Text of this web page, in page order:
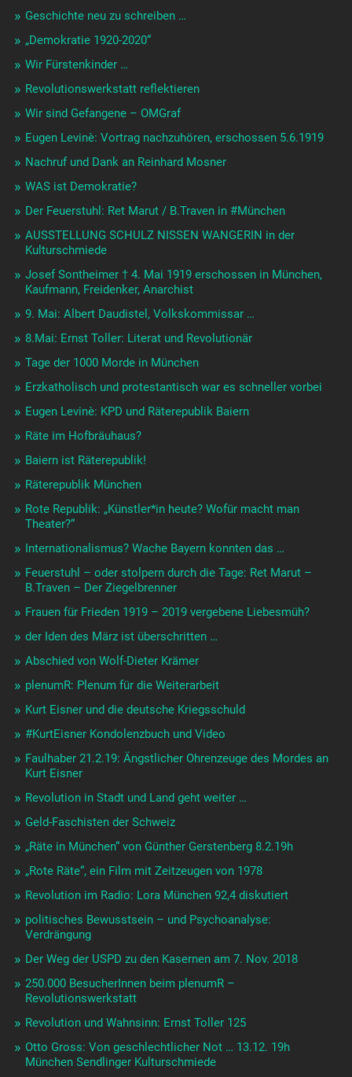
Geschichte neu zu schreiben …
„Demokratie 1920-2020“
Wir Fürstenkinder …
Revolutionswerkstatt reflektieren
Wir sind Gefangene – OMGraf
Eugen Levinè: Vortrag nachzuhören, erschossen 5.6.1919
Nachruf und Dank an Reinhard Mosner
WAS ist Demokratie?
Der Feuerstuhl: Ret Marut / B.Traven in #München
AUSSTELLUNG SCHULZ NISSEN WANGERIN in der
Kulturschmiede
Josef Sontheimer † 4. Mai 1919 erschossen in München,
Kaufmann, Freidenker, Anarchist
9. Mai: Albert Daudistel, Volkskommissar …
8.Mai: Ernst Toller: Literat und Revolutionär
Tage der 1000 Morde in München
Erzkatholisch und protestantisch war es schneller vorbei
Eugen Levinè: KPD und Räterepublik Baiern
Räte im Hofbräuhaus?
Baiern ist Räterepublik!
Räterepublik München
Rote Republik: „Künstler*in heute? Wofür macht man
Theater?“
Internationalismus? Wache Bayern konnten das …
Feuerstuhl – oder stolpern durch die Tage: Ret Marut –
B.Traven – Der Ziegelbrenner
Frauen für Frieden 1919 – 2019 vergebene Liebesmüh?
der Iden des März ist überschritten …
Abschied von Wolf-Dieter Krämer
plenumR: Plenum für die Weiterarbeit
Kurt Eisner und die deutsche Kriegsschuld
#KurtEisner Kondolenzbuch und Video
Faulhaber 21.2.19: Ängstlicher Ohrenzeuge des Mordes an
Kurt Eisner
Revolution in Stadt und Land geht weiter …
Geld-Faschisten der Schweiz
„Räte in München“ von Günther Gerstenberg 8.2.19h
„Rote Räte“, ein Film mit Zeitzeugen von 1978
Revolution im Radio: Lora München 92,4 diskutiert
politisches Bewusstsein – und Psychoanalyse:
Verdrängung
Der Weg der USPD zu den Kasernen am 7. Nov. 2018
250.000 BesucherInnen beim plenumR –
Revolutionswerkstatt
Revolution und Wahnsinn: Ernst Toller 125
Otto Gross: Von geschlechtlicher Not … 13.12. 19h
München Sendlinger Kulturschmiede